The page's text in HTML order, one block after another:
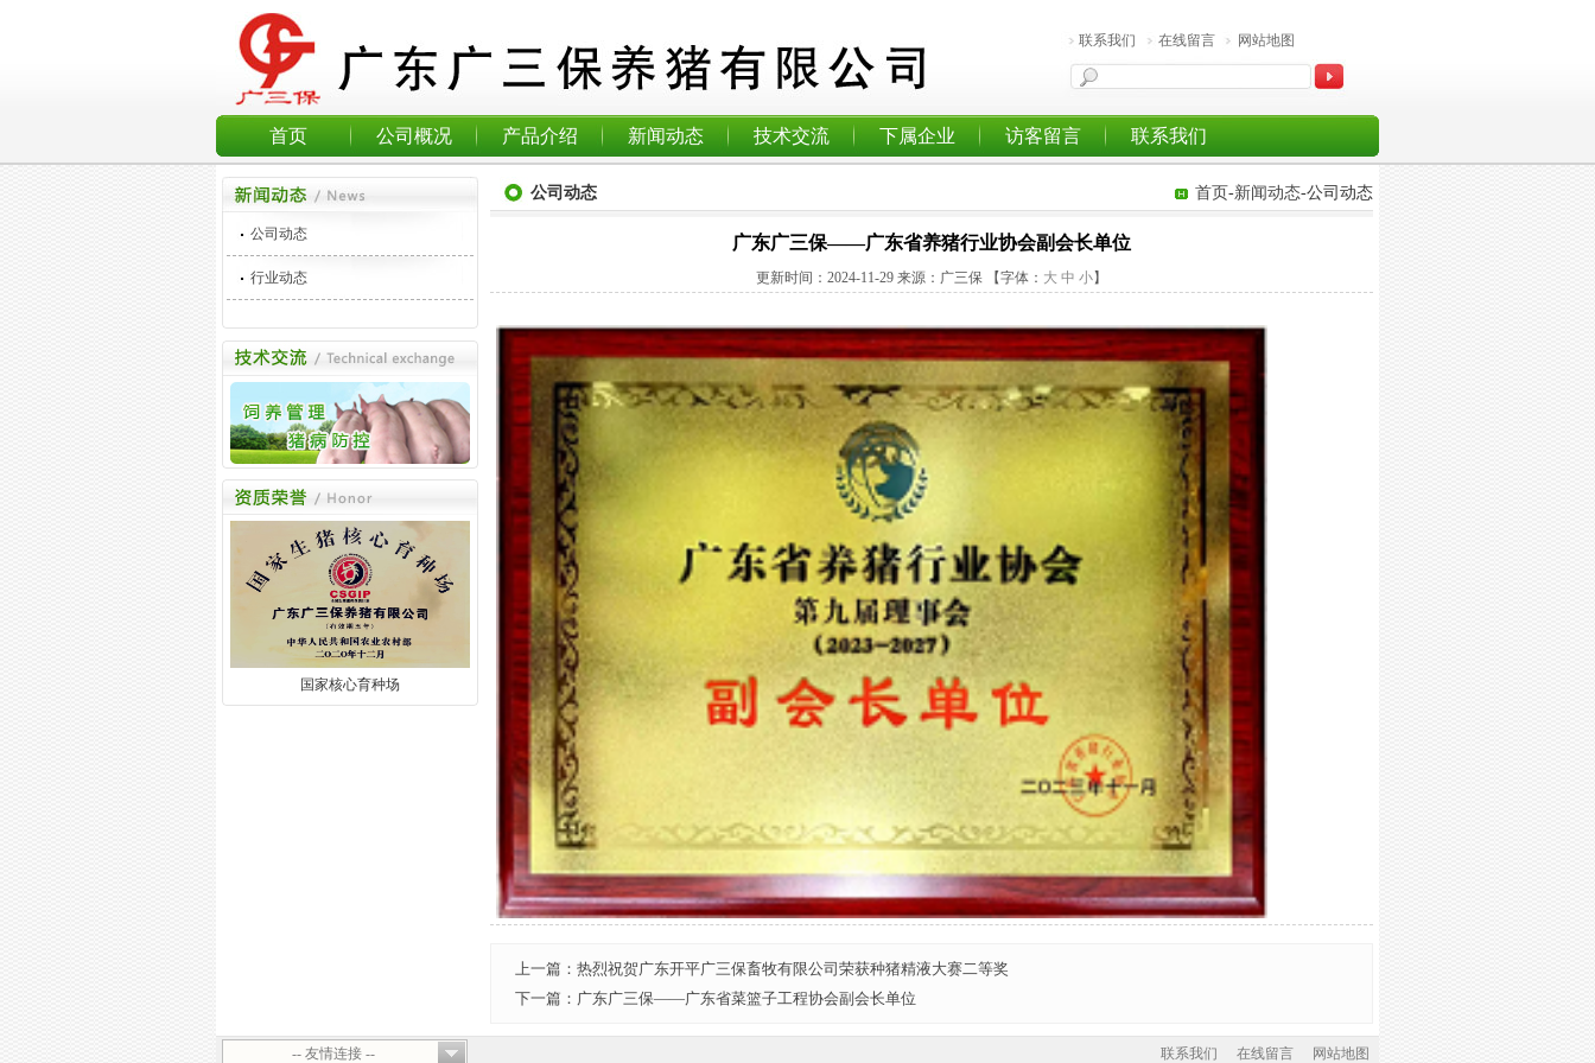
联系我们 在线留言 网站地图
首页 公司概况 产品介绍 新闻动态 技术交流 下属企业 访客留言 联系我们
公司动态
行业动态
国家核心育种场
首页-新闻动态-公司动态
公司动态
广东广三保——广东省养猪行业协会副会长单位
更新时间： 2024-11-29 来源：广三保 【字体： 大 中 小】
上一篇：热烈祝贺广东开平广三保畜牧有限公司荣获种猪精液大赛二等奖
下一篇：广东广三保——广东省菜篮子工程协会副会长单位
联系我们 在线留言 网站地图
-- 友情连接 --